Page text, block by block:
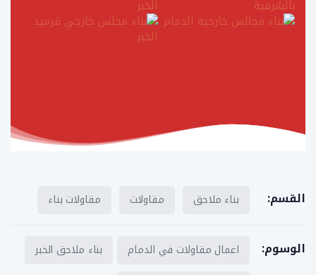
القسم: بناء ملاحق مقاولات مقاولات بناء
الوسوم: اعمال مقاولات في الدمام
بناء ملاحق الخبر